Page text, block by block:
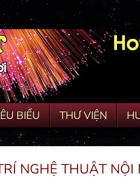
BIỂU THƯ VIỆN
NGHỆ THUẬT NỘI